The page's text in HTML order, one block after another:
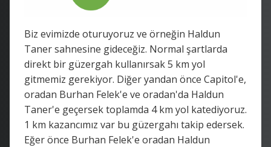
Biz evimizde oturuyoruz ve örneğin Haldun
Taner sahnesine gideceğiz. Normal şartlarda
direkt bir güzergah kullanırsak 5 km yol
gitmemiz gerekiyor. Diğer yandan önce Capitol'e,
oradan Burhan Felek'e ve oradan'da Haldun
Taner'e geçersek toplamda 4 km yol katediyoruz.
1 km kazancımız var bu güzergahı takip edersek.
Eğer önce Burhan Felek'e oradan Haldun